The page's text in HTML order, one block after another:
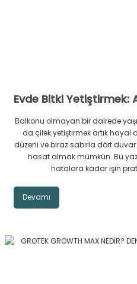
Balkonu olmayan bir dairede
da çilek yetiştirmek artık hayal
düzeni ve biraz sabırla dört
hasat almak mümkün. Bu
hatalara kadar işin
Devamı